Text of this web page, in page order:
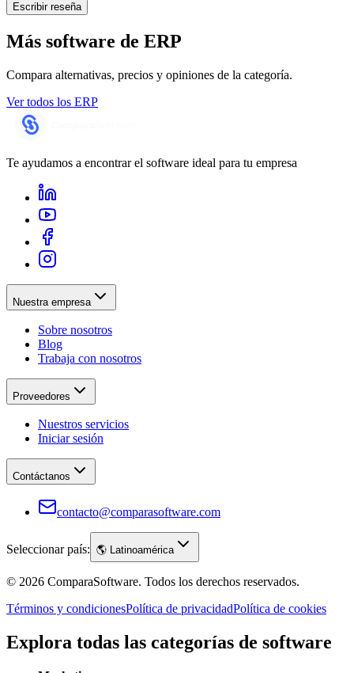
Escribir reseña
Más software de ERP
Compara alternativas, precios y opiniones de la categoría.
Ver todos los ERP
Te ayudamos a encontrar el software ideal para tu empresa
Nuestra empresa
Sobre nosotros
Blog
Trabaja con nosotros
Proveedores
Nuestros servicios
Iniciar sesión
Contáctanos
contacto@comparasoftware.com
Seleccionar país: 🌎 Latinoamérica
© 2026 ComparaSoftware. Todos los derechos reservados.
Términos y condicionesPolítica de privacidadPolítica de cookies
Explora todas las categorías de software